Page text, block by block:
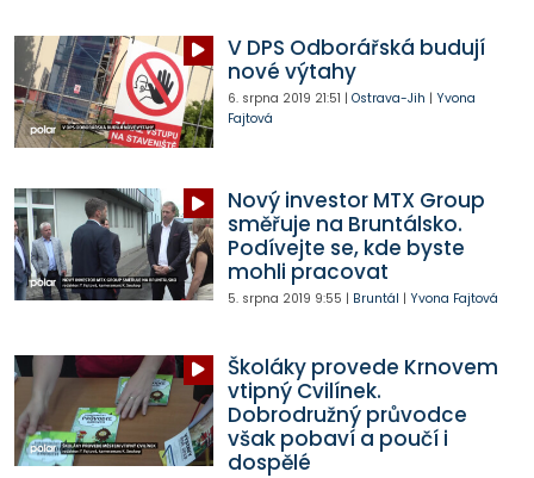
V DPS Odborářská budují
nové výtahy
6. srpna 2019 21:51 | Ostrava-Jih | Yvona
Fajtová
Nový investor MTX Group
směřuje na Bruntálsko.
Podívejte se, kde byste
mohli pracovat
5. srpna 2019 9:55 | Bruntál | Yvona Fajtová
Školáky provede Krnovem
vtipný Cvilínek.
Dobrodružný průvodce
však pobaví a poučí i
dospělé